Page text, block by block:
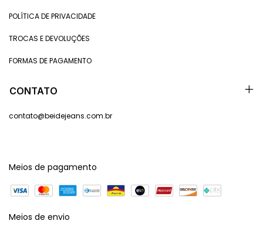
POLÍTICA DE PRIVACIDADE
TROCAS E DEVOLUÇÕES
FORMAS DE PAGAMENTO
CONTATO
contato@beidejeans.com.br
Meios de pagamento
Meios de envio